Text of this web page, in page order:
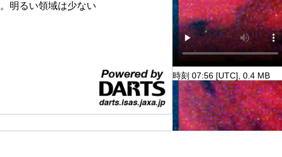
明るい領域は少ない
時刻 07:56 [UTC], 0.4 MB